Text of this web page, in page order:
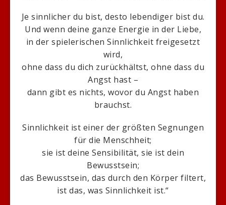
Je sinnlicher du bist, desto lebendiger bist du.
Und wenn deine ganze Energie in der Liebe,
in der spielerischen Sinnlichkeit freigesetzt
wird,
ohne dass du dich zurückhältst, ohne dass du
Angst hast –
dann gibt es nichts, wovor du Angst haben
brauchst.
Sinnlichkeit ist einer der größten Segnungen
für die Menschheit;
sie ist deine Sensibilität, sie ist dein
Bewusstsein;
das Bewusstsein, das durch den Körper filtert,
ist das, was Sinnlichkeit ist.“